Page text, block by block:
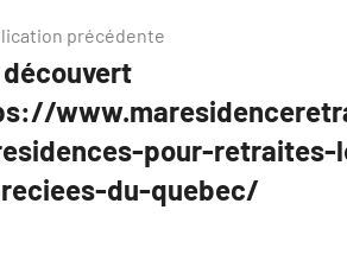
précédente
découvert
pour-retraites-
du-quebec/